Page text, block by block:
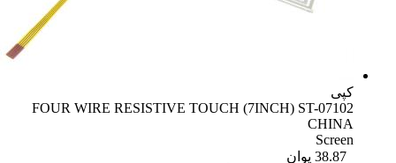
کپی
FOUR WIRE RESISTIVE TOUCH (7INCH) ST-07102
CHINA
Screen
38.87 یوان